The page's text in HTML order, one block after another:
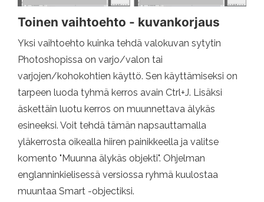
Toinen vaihtoehto - kuvankorjaus
Yksi vaihtoehto kuinka tehdä valokuvan sytytin
Photoshopissa on varjo/valon tai
varjojen/kohokohtien käyttö. Sen käyttämiseksi on
tarpeen luoda tyhmä kerros avain Ctrl+J. Lisäksi
äskettäin luotu kerros on muunnettava älykäs
esineeksi. Voit tehdä tämän napsauttamalla
yläkerrosta oikealla hiiren painikkeella ja valitse
komento "Muunna älykäs objekti". Ohjelman
englanninkielisessä versiossa ryhmä kuulostaa
muuntaa Smart -objectiksi.